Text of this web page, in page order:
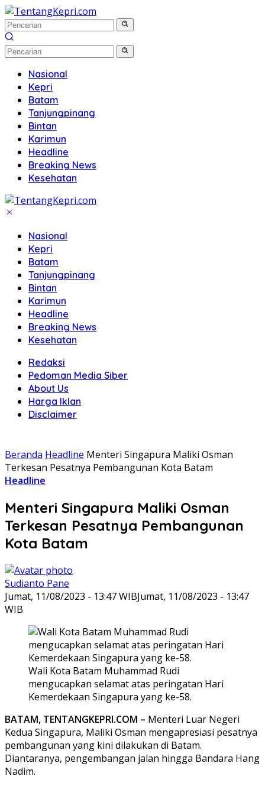
Langsung
ke
konten
Nasional
Kepri
Batam
Tanjungpinang
Bintan
Karimun
Headline
Breaking News
Kesehatan
Nasional
Kepri
Batam
Tanjungpinang
Bintan
Karimun
Headline
Breaking News
Kesehatan
Redaksi
Pedoman Media Siber
About Us
Harga Iklan
Disclaimer
Beranda Headline Menteri Singapura Maliki Osman
Terkesan Pesatnya Pembangunan Kota Batam
Headline
Menteri Singapura Maliki Osman
Terkesan Pesatnya Pembangunan
Kota Batam
Sudianto Pane
Jumat, 11/08/2023 - 13:47 WIBJumat, 11/08/2023 - 13:47
WIB
Wali Kota Batam Muhammad Rudi
mengucapkan selamat atas peringatan Hari
Kemerdekaan Singapura yang ke-58.
BATAM, TENTANGKEPRI.COM – Menteri Luar Negeri
Kedua Singapura, Maliki Osman mengapresiasi pesatnya
pembangunan yang kini dilakukan di Batam.
Diantaranya, pengembangan jalan hingga Bandara Hang
Nadim.